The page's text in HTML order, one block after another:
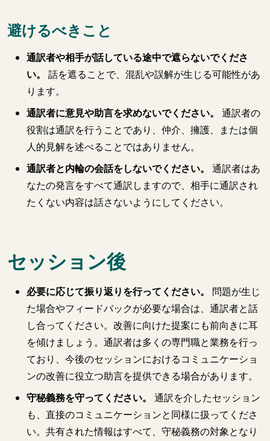
避けるべきこと
通訳者や相手が話している途中で遮らないでくださ
い。
話を遮ることで、混乱や誤解が生じる可能性があ
ります。
通訳者に意見や助言を求めないでください。 通訳者の
役割は通訳を行うことであり、仲介、擁護、または個
人的見解を述べることではありません。
通訳者と内輪の会話をしないでください。
通訳者はあ
なたの発言をすべて通訳しますので、相手に通訳され
たくない内容は話さないようにしてください。
セッション後
必要に応じて振り返りを行ってください。
問題が生じ
た場合やフィードバックが必要な場合は、通訳者と話
し合ってください。改善に向けた提案にも前向きに耳
を傾けましょう。通訳者は多くの専門職と業務を行っ
ており、今後のセッションにおけるコミュニケーショ
ンの改善に役立つ助言を提供できる場合があります。
守秘義務を守ってください。 通訳を介したセッション
も、直接のコミュニケーションと同様に扱ってくださ
い。共有された情報はすべて、守秘義務の対象となり